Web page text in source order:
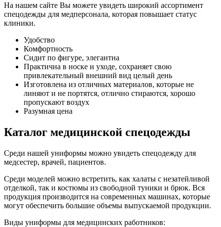
На нашем сайте Вы можете увидеть широкий ассортимент
спецодежды для медперсонала, которая повышает статус
клиники.
Удобство
Комфортность
Сидит по фигуре, элегантна
Практична в носке и уходе, сохраняет свою
привлекательный внешний вид целый день
Изготовлена из отличных материалов, которые не
линяют и не портятся, отлично стираются, хорошо
пропускают воздух
Разумная цена
Каталог медицинской спецодежды
Среди нашей униформы можно увидеть спецодежду для
медсестер, врачей, пациентов.
Среди моделей можно встретить, как халаты с незатейливой
отделкой, так и костюмы из свободной туники и брюк. Вся
продукция производится на современных машинах, которые
могут обеспечить большие объемы выпускаемой продукции.
Виды униформы для медицинских работников: